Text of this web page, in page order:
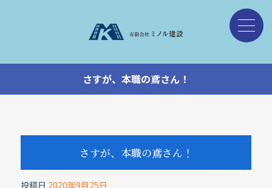
さすが、本職の鳶さん！
さすが、本職の鳶さん！
投稿日 2020年9月25日